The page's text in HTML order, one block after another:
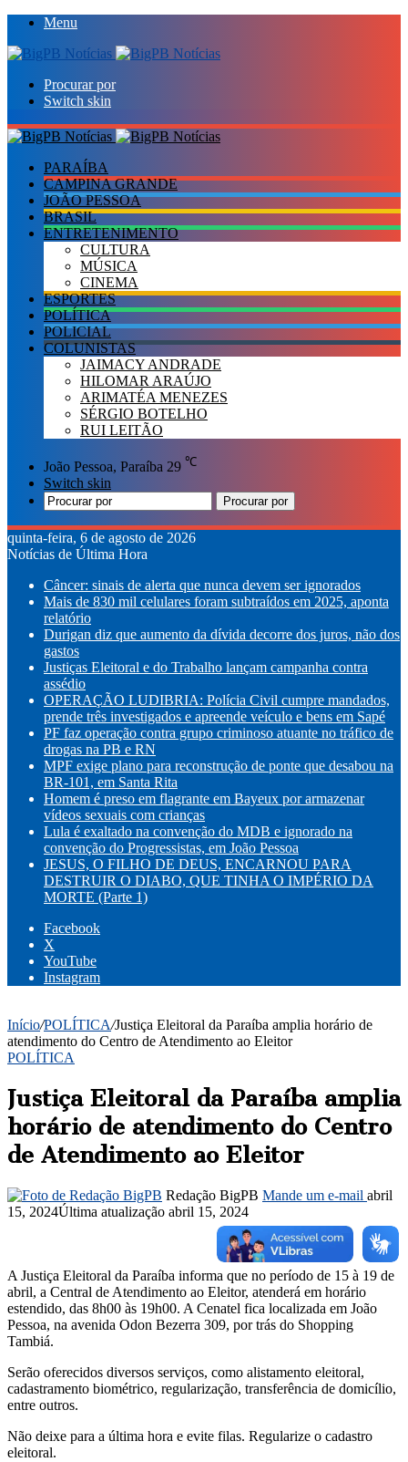
Menu
Procurar por
Switch skin
PARAÍBA
CAMPINA GRANDE
JOÃO PESSOA
BRASIL
ENTRETENIMENTO
CULTURA
MÚSICA
CINEMA
ESPORTES
POLÍTICA
POLICIAL
COLUNISTAS
JAIMACY ANDRADE
HILOMAR ARAÚJO
ARIMATÉA MENEZES
SÉRGIO BOTELHO
RUI LEITÃO
João Pessoa, Paraíba 29 ℃
Switch skin
Procurar por
quinta-feira, 6 de agosto de 2026
Notícias de Última Hora
Câncer: sinais de alerta que nunca devem ser ignorados
Mais de 830 mil celulares foram subtraídos em 2025, aponta
relatório
Durigan diz que aumento da dívida decorre dos juros, não dos
gastos
Justiças Eleitoral e do Trabalho lançam campanha contra
assédio
OPERAÇÃO LUDIBRIA: Polícia Civil cumpre mandados,
prende três investigados e apreende veículo e bens em Sapé
PF faz operação contra grupo criminoso atuante no tráfico de
drogas na PB e RN
MPF exige plano para reconstrução de ponte que desabou na
BR-101, em Santa Rita
Homem é preso em flagrante em Bayeux por armazenar
vídeos sexuais com crianças
Lula é exaltado na convenção do MDB e ignorado na
convenção do Progressistas, em João Pessoa
JESUS, O FILHO DE DEUS, ENCARNOU PARA
DESTRUIR O DIABO, QUE TINHA O IMPÉRIO DA
MORTE (Parte 1)
Facebook
X
YouTube
Instagram
Início/POLÍTICA/Justiça Eleitoral da Paraíba amplia horário de
atendimento do Centro de Atendimento ao Eleitor
POLÍTICA
Justiça Eleitoral da Paraíba amplia
horário de atendimento do Centro
de Atendimento ao Eleitor
Redação BigPB Mande um e-mail abril
15, 2024Última atualização abril 15, 2024
A Justiça Eleitoral da Paraíba informa que no período de 15 à 19 de
abril, a Central de Atendimento ao Eleitor, atenderá em horário
estendido, das 8h00 às 19h00. A Cenatel fica localizada em João
Pessoa, na avenida Odon Bezerra 309, por trás do Shopping
Tambiá.
Serão oferecidos diversos serviços, como alistamento eleitoral,
cadastramento biométrico, regularização, transferência de domicílio,
entre outros.
Não deixe para a última hora e evite filas. Regularize o cadastro
eleitoral.